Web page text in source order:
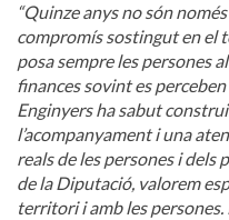
“Quinze anys no són
compromís sostingut en el
posa sempre les persones
finances sovint es
Enginyers ha sabut
l’acompanyament i una
reals de les persones i dels
de la Diputació, valorem
territori i amb les